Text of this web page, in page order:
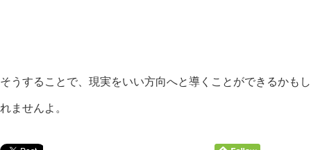
そうすることで、現実をいい方向へと導くことができるかもし
れませんよ。